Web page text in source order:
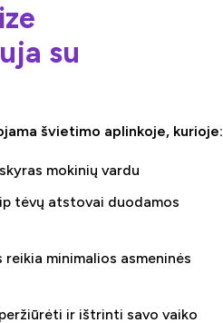
su
švietimo aplinkoje, kurioje:
mokinių vardu
tėvų atstovai duodamos
reikia minimalios asmeninės
ir ištrinti savo vaiko